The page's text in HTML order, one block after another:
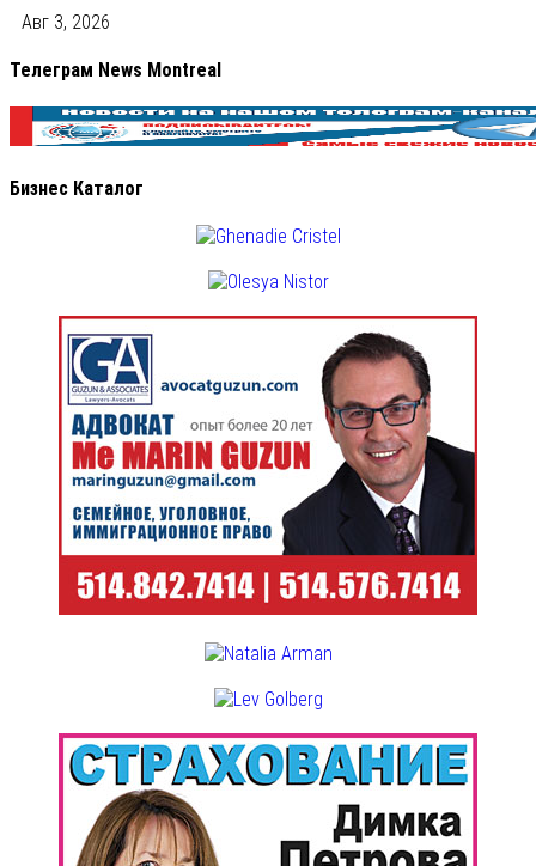
Авг 3, 2026
Телеграм News Montreal
Бизнес Каталог